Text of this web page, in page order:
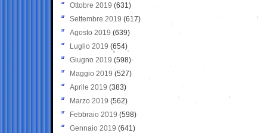
Ottobre 2019 (631)
Settembre 2019 (617)
Agosto 2019 (639)
Luglio 2019 (654)
Giugno 2019 (598)
Maggio 2019 (527)
Aprile 2019 (383)
Marzo 2019 (562)
Febbraio 2019 (598)
Gennaio 2019 (641)